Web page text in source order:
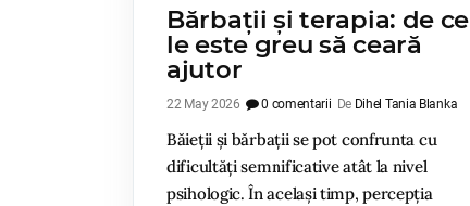
Bărbații și terapia: de ce
le este greu să ceară
ajutor
22 May 2026 0 comentarii De Dihel Tania Blanka
Băieții și bărbații se pot confrunta cu
dificultăți semnificative atât la nivel
psihologic. În același timp, percepția